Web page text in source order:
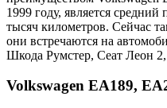
1999 году, является средний
тысяч километров. Сейчас
они встречаются на
Шкода Румстер, Сеат Леон
Volkswagen EA189,